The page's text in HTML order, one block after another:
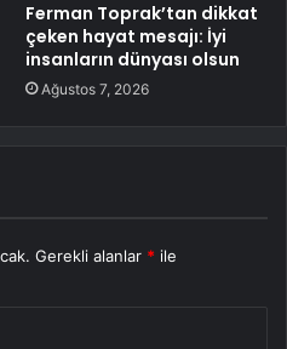
Ferman Toprak’tan dikkat
çeken hayat mesajı: İyi
insanların dünyası olsun
Ağustos 7, 2026
Gerekli alanlar * ile